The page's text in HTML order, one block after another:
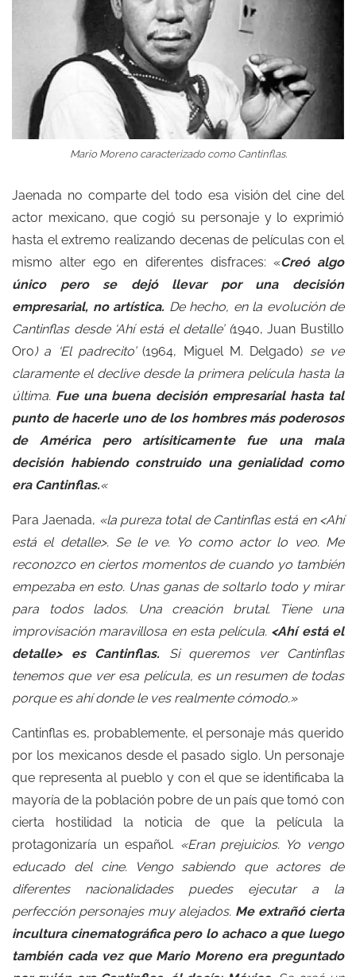
Mario Moreno caracterizado como Cantinflas.
Jaenada no comparte del todo esa visión del cine del
actor mexicano, que cogió su personaje y lo exprimió
hasta el extremo realizando decenas de películas con el
mismo alter ego en diferentes disfraces: «Creó algo
único pero se dejó llevar por una decisión
empresarial, no artística. De hecho, en la evolución de
Cantinflas desde ‘Ahí está el detalle’ (1940, Juan Bustillo
Oro) a ‘El padrecito’(1964, Miguel M. Delgado) se ve
claramente el declive desde la primera película hasta la
última. Fue una buena decisión empresarial hasta tal
punto de hacerle uno de los hombres más poderosos
de América pero artísiticamente fue una mala
decisión habiendo construido una genialidad como
era Cantinflas.«
Para Jaenada, «la pureza total de Cantinflas está en <Ahí
está el detalle>. Se le ve. Yo como actor lo veo. Me
reconozco en ciertos momentos de cuando yo también
empezaba en esto. Unas ganas de soltarlo todo y mirar
para todos lados. Una creación brutal. Tiene una
improvisación maravillosa en esta película. <Ahí está el
detalle> es Cantinflas. Si queremos ver Cantinflas
tenemos que ver esa película, es un resumen de todas
porque es ahí donde le ves realmente cómodo.»
Cantinflas es, probablemente, el personaje más querido
por los mexicanos desde el pasado siglo. Un personaje
que representa al pueblo y con el que se identificaba la
mayoría de la población pobre de un país que tomó con
cierta hostilidad la noticia de que la película la
protagonizaría un español. «Eran prejuicios. Yo vengo
educado del cine. Vengo sabiendo que actores de
diferentes nacionalidades puedes ejecutar a la
perfección personajes muy alejados. Me extrañó cierta
incultura cinematográfica pero lo achaco a que luego
también cada vez que Mario Moreno era preguntado